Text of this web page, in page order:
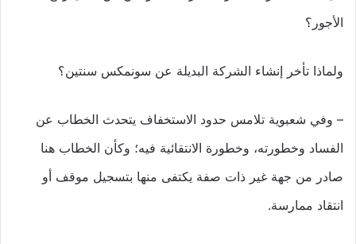
الأجور؟
ولماذا تأخر إنشاء الشركة البديلة عن سونمكس سنتين؟
– وفي شعبوية تلامس حدود الاستخفاف يتحدث الخطاب عن
الفساد وخطورته، وخطورة الانتقائية فيه؛ وكأن الخطاب هنا
صادر من جهة غير ذات صفة يكتفى منها بتسجيل موقف أو
انتقاد ممارسة.